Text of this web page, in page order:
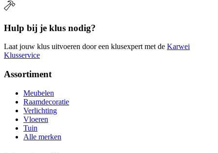
Hulp bij je klus nodig?
Laat jouw klus uitvoeren door een klusexpert met de Karwei
Klusservice
Assortiment
Meubelen
Raamdecoratie
Verlichting
Vloeren
Tuin
Alle merken